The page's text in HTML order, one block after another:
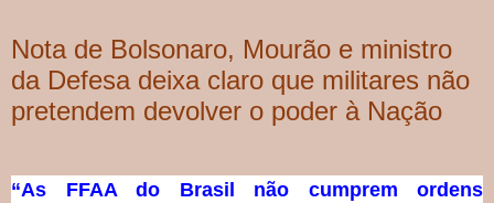
Nota de Bolsonaro, Mourão e ministro
da Defesa deixa claro que militares não
pretendem devolver o poder à Nação
“As FFAA do Brasil não cumprem ordens